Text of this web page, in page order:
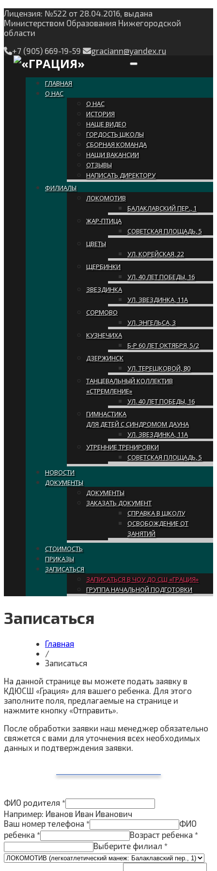
Лицензия: №522 от 28.04.2016, выдана
Министерством Образования Нижегородской
области
+7 (905) 669-19-59
graciann@yandex.ru
Toggle navigation
ГЛАВНАЯ
О НАС
О НАС
ИСТОРИЯ
НАШЕ ВИДЕО
ГОРДОСТЬ ШКОЛЫ
СБОРНАЯ КОМАНДА
НАШИ ВАКАНСИИ
ОТЗЫВЫ
НАПИСАТЬ ДИРЕКТОРУ
ФИЛИАЛЫ
ЛОКОМОТИВ
БАЛАКЛАВСКИЙ ПЕР., 1
ЖАР-ПТИЦА
СОВЕТСКАЯ ПЛОЩАДЬ, 5
ЦВЕТЫ
УЛ. КОРЕЙСКАЯ, 22
ЩЕРБИНКИ
УЛ. 40 ЛЕТ ПОБЕДЫ, 16
ЗВЕЗДИНКА
УЛ. ЗВЕЗДИНКА, 11А
СОРМОВО
УЛ. ЭНГЕЛЬСА, 3
КУЗНЕЧИХА
Б-Р 60 ЛЕТ ОКТЯБРЯ, 5/2
ДЗЕРЖИНСК
УЛ. ТЕРЕШКОВОЙ, 80
ТАНЦЕВАЛЬНЫЙ КОЛЛЕКТИВ
«СТРЕМЛЕНИЕ»
УЛ. 40 ЛЕТ ПОБЕДЫ, 16
ГИМНАСТИКА
ДЛЯ ДЕТЕЙ С СИНДРОМОМ ДАУНА
УЛ. ЗВЕЗДИНКА, 11А
УТРЕННИЕ ТРЕНИРОВКИ
СОВЕТСКАЯ ПЛОЩАДЬ, 5
НОВОСТИ
ДОКУМЕНТЫ
ДОКУМЕНТЫ
ЗАКАЗАТЬ ДОКУМЕНТ
СПРАВКА В ШКОЛУ
ОСВОБОЖДЕНИЕ ОТ
ЗАНЯТИЙ
СТОИМОСТЬ
ПРИКАЗЫ
ЗАПИСАТЬСЯ
ЗАПИСАТЬСЯ В ЧОУ ДО СШ «ГРАЦИЯ»
ГРУППА НАЧАЛЬНОЙ ПОДГОТОВКИ
Записаться
Главная
/
Записаться
На данной странице вы можете подать заявку в
КДЮСШ «Грация» для вашего ребенка. Для этого
заполните поля, предлагаемые на странице и
нажмите кнопку «Отправить».
После обработки заявки наш менеджер обязательно
свяжется с вами для уточнения всех необходимых
данных и подтверждения заявки.
ФИО родителя *
Например: Иванов Иван Иванович
Ваш номер телефона *
ФИО
ребенка * Возраст ребенка *
Выберите филиал *